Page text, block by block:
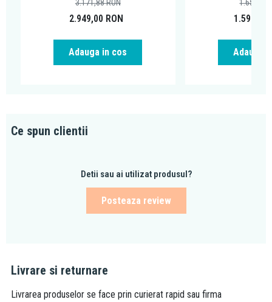
2.949,00 RON
3.171,88RON
Adauga in cos
1.599,00
1.652,34
Adauga
Ce spun clientii
Detii sau ai utilizat produsul?
Posteaza review
Livrare si returnare
Livrarea produselor se face prin curierat rapid sau firma